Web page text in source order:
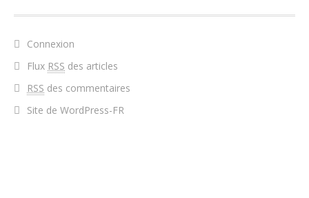
Connexion
Flux RSS des articles
RSS des commentaires
Site de WordPress-FR